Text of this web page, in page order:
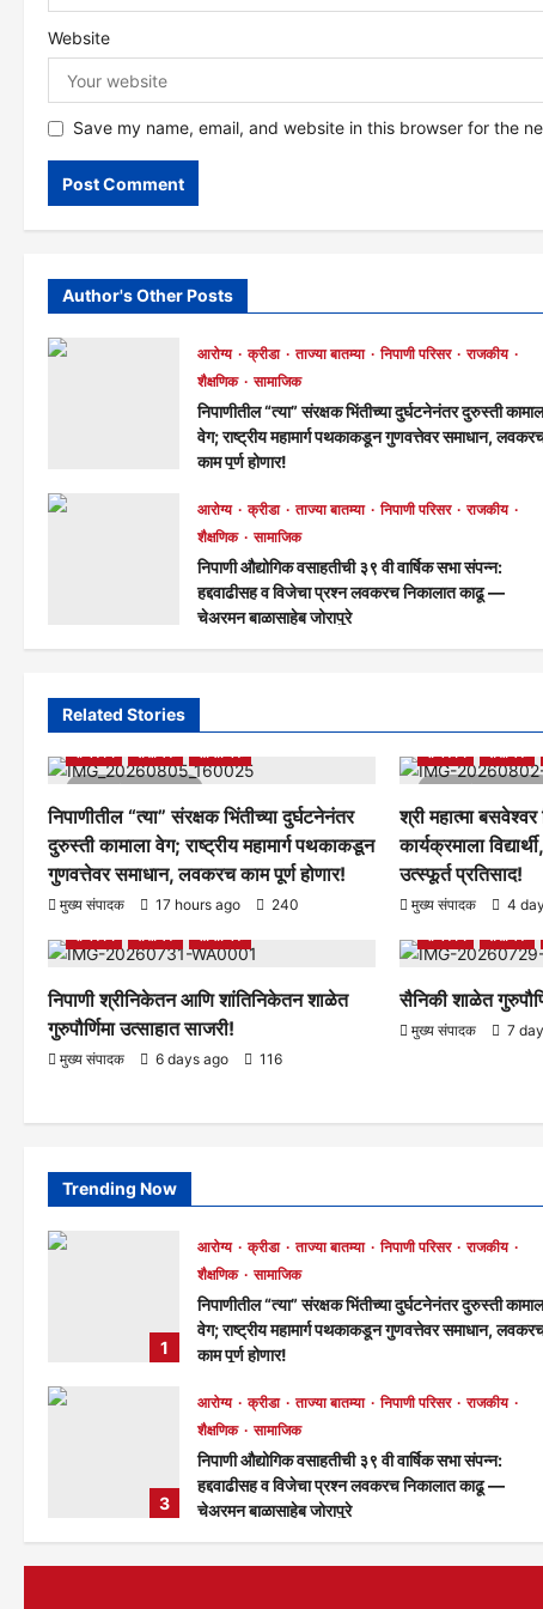
n
Website
Save my name, email, and website in this browser for the
Author's Other Posts
आरोग्य क्रीडा ताज्या बातम्या निपाणी परिसर
राजकीय
शैक्षणिक
सामाजिक
निपाणीतील “त्या” संरक्षक भिंतीच्या दुर्घटनेनंतर दुरुस्ती
वेग; राष्ट्रीय महामार्ग पथकाकडून गुणवत्तेवर समाधान,
काम पूर्ण होणार!
आरोग्य क्रीडा ताज्या बातम्या निपाणी परिसर
राजकीय
शैक्षणिक
सामाजिक
निपाणी औद्योगिक वसाहतीची ३९ वी वार्षिक सभा संपन्न:
हद्दवाढीसह व विजेचा प्रश्न लवकरच निकालात काढू —
चेअरमन बाळासाहेब जोरापुरे
मुख्य संपादक 4 days ago 166
Related Stories
1 minute read
आरोग्य क्रीडा ताज्या बातम्या
राजकीय
शैक्षणिक सामाजिक
निपाणीतील “त्या” संरक्षक भिंतीच्या दुर्घटनेनंतर
दुरुस्ती कामाला वेग; राष्ट्रीय महामार्ग पथकाकडून
गुणवत्तेवर समाधान, लवकरच काम पूर्ण होणार!
मुख्य संपादक 17 hours ago 240
1 minute read
राजकीय
शैक्षणिक
श्री महात्मा बसवेश्वर
कार्यक्रमाला
उत्स्फूर्त प्रतिसाद!
मुख्य संपादक 4
आरोग्य क्रीडा ताज्या बातम्या
निपाणी परिसर
राजकीय
शैक्षणिक सामाजिक
निपाणी श्रीनिकेतन आणि शांतिनिकेतन शाळेत
गुरुपौर्णिमा उत्साहात साजरी!
मुख्य संपादक 6 days ago 116
आरोग्य क्रीडा
राजकीय
शैक्षणिक
सैनिकी शाळेत
मुख्य संपादक 7
Trending Now
1
आरोग्य क्रीडा ताज्या बातम्या निपाणी परिसर
राजकीय
शैक्षणिक
सामाजिक
निपाणीतील “त्या” संरक्षक भिंतीच्या दुर्घटनेनंतर दुरुस्ती
वेग; राष्ट्रीय महामार्ग पथकाकडून गुणवत्तेवर समाधान,
काम पूर्ण होणार!
3
आरोग्य क्रीडा ताज्या बातम्या निपाणी परिसर
राजकीय
शैक्षणिक
सामाजिक
निपाणी औद्योगिक वसाहतीची ३९ वी वार्षिक सभा संपन्न:
हद्दवाढीसह व विजेचा प्रश्न लवकरच निकालात काढू —
चेअरमन बाळासाहेब जोरापुरे
मुख्य संपादक 4 days ago 166